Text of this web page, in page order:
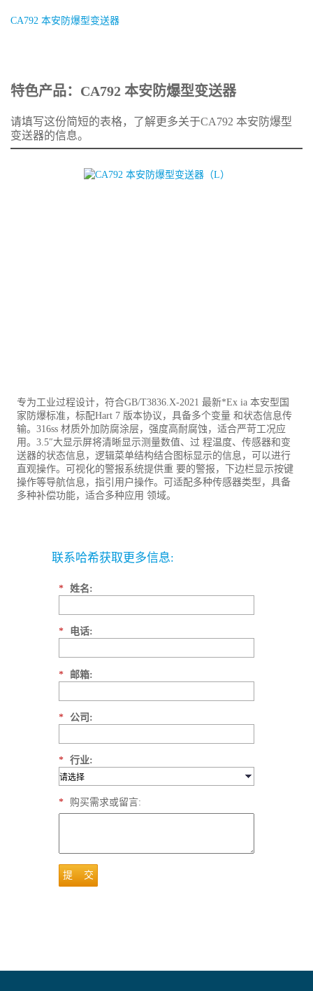
CA792 本安防爆型变送器
特色产品：CA792 本安防爆型变送器
请填写这份简短的表格，了解更多关于CA792 本安防爆型
变送器的信息。
专为工业过程设计，符合GB/T3836.X-2021 最新*Ex ia 本安型国
家防爆标准，标配Hart 7 版本协议，具备多个变量 和状态信息传
输。316ss 材质外加防腐涂层，强度高耐腐蚀，适合严苛工况应
用。3.5″大显示屏将清晰显示测量数值、过 程温度、传感器和变
送器的状态信息，逻辑菜单结构结合图标显示的信息，可以进行
直观操作。可视化的警报系统提供重 要的警报，下边栏显示按键
操作等导航信息，指引用户操作。可适配多种传感器类型，具备
多种补偿功能，适合多种应用 领域。
联系哈希获取更多信息:
* 姓名:
* 电话:
* 邮箱:
* 公司:
* 行业:
* 购买需求或留言:
提 交